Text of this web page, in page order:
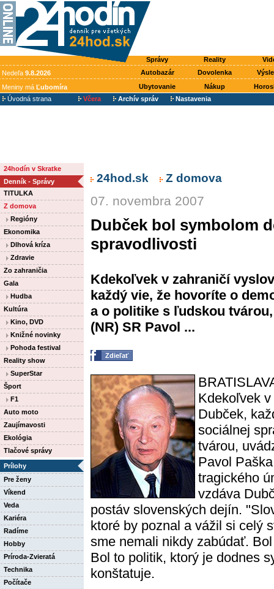
Správy Reality
Nedeľa 9.8.2026 Autobazár Dovolenka
Meniny má Ľubomíra Ubytovanie Nákup
Úvodná strana
Včera Archív správ Nastavenia
24hodín v Skratke
Denník - Správy
TITULKA
Z domova
Regióny
Ekonomika
Dlhová kríza
Zdravie
Zo zahraničia
Gala
Hudba
Kultúra
Kino, DVD
Knižné novinky
Pohoda festival
Reality show
SuperStar
Šport
F1
Auto moto
Zaujímavosti
Ekológia
Tlačové správy
Prílohy
Pre ženy
Víkend
Veda
Kariéra
Radíme
Hobby
Príroda-Zvieratá
Technika
Počítače
24hod.sk Z domova
07. novembra 2007
Dubček bol symbolom
spravodlivosti
Kdekoľvek v zahraničí
každý vie, že hovoríte o
a o politike s ľudskou
(NR) SR Pavol ...
Zdieľať
Kdekoľvek
Dubček,
sociálnej
tvárou,
Pavol
tragického
vzdáva
postáv slovenských dejín.
ktoré by poznal a vážil si celý
sme nemali nikdy zabúdať.
Bol to politik, ktorý je dodnes
konštatuje.